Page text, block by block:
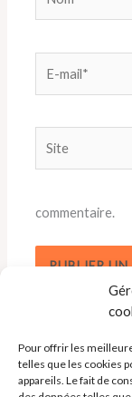
Pour offrir les
telles que les cookies
appareils. Le fait de
mail*
commentaire.